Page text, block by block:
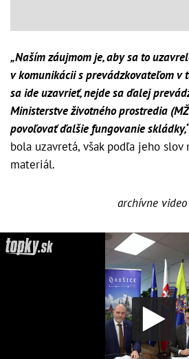
„Naším záujmom je, aby sa to
v komunikácii s prevádzkovateľom v
sa ide uzavrieť, nejde sa ďalej
Ministerstve životného prostredia
povoľovať ďalšie fungovanie
bola uzavretá, však podľa jeho slov
materiál.
archívne video